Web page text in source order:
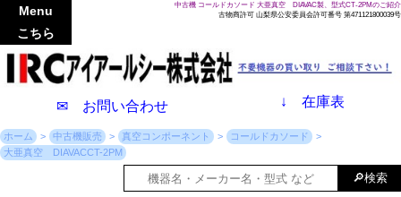
中古機 コールドカソード 大亜真空 DIAVAC製、型式CT-2PMのご紹介
古物商許可 山梨県公安委員会許可番号 第471121800039号
✉ お問い合わせ ↓ 在庫表
Menu
こちら
ホーム 中古機販売 真空コンポーネント
コールドカソード
大亜真空 DIAVACCT-2PM